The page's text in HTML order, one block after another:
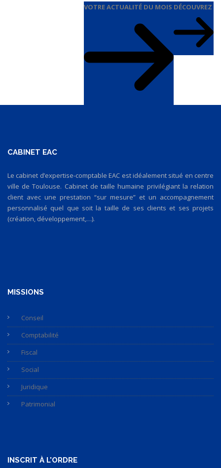
DÉCOUVREZ
VOTRE ACTUALITÉ DU MOIS
CABINET EAC
Le cabinet d’expertise-comptable EAC est idéalement situé en centre
ville de Toulouse. Cabinet de taille humaine privilégiant la relation
client avec une prestation “sur mesure” et un accompagnement
personnalisé quel que soit la taille de ses clients et ses projets
(création, développement,…).
MISSIONS
Conseil
Comptabilité
Fiscal
Social
Juridique
Patrimonial
INSCRIT À L'ORDRE